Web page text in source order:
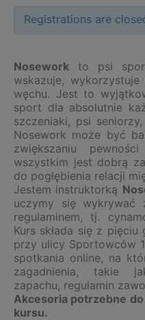
Registrations are
Nosework to psi
wskazuje, wykorzystuje
węchu. Jest to
sport dla absolutnie
szczeniaki, psi
Nosework może być
zwiększaniu
wszystkim jest dobrą
do pogłębienia relacji
Jestem instruktorką
uczymy się wykrywać
regulaminem, tj.
Kurs składa się z
przy ulicy Sportowców
spotkania online, na
zagadnienia, takie
zapachu, regulamin
Akcesoria potrzebne
kursu.